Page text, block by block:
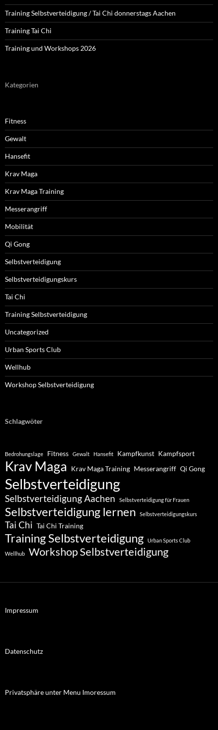
Training Selbstverteidigung / Tai Chi donnerstags Aachen
Training Tai Chi
Training und Workshops 2026
Kategorien
Fitness
Gewalt
Hansefit
Krav Maga
Krav Maga Training
Messerangriff
Mobilität
Qi Gong
Selbstverteidigung
Selbstverteidigungskurs
Tai Chi
Training Selbstverteidigung
Uncategorized
Urban Sports Club
Wellhub
Workshop Selbstverteidigung
Schlagwöter
Bedrohungslage Fitness Gewalt Hansefit Kampfkunst Kampfsport
Krav Maga Krav Maga Training Messerangriff Qi Gong
Selbstverteidigung
Selbstverteidigung Aachen Selbstverteidigung für Frauen
Selbstverteidigung lernen Selbstverteidigungskurs
Tai Chi Tai Chi Training
Training Selbstverteidigung Urban Sports Club
Wellhub Workshop Selbstverteidigung
Impressum
Datenschutz
Privatsphäre unter Menu Imoressum